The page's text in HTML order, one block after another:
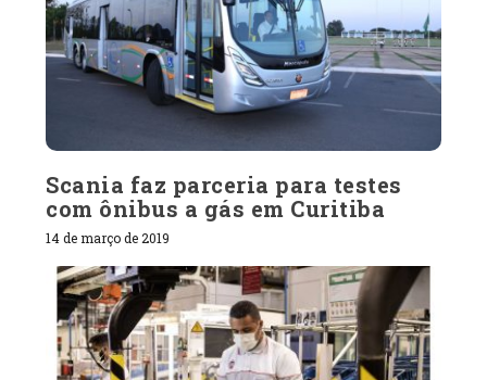
Scania faz parceria para testes
com ônibus a gás em Curitiba
14 de março de 2019